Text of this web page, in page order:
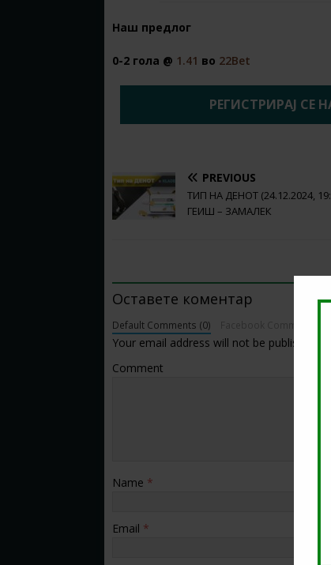
Наш предлог
0-2 гола @ 1.41 во 22Bet
РЕГИСТРИРАЈ СЕ
PREVIOUS
ТИП НА ДЕНОТ (24.12.2024,
ГЕИШ – ЗАМАЛЕК
BE THE FIRST TO
Оставете коментар
Default Comments (0)
Your email address will not be published.
Comment
Name *
Email *